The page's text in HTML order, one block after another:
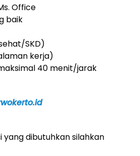
Office
baik
SKD)
kerja)
40 menit/jarak
dibutuhkan silahkan